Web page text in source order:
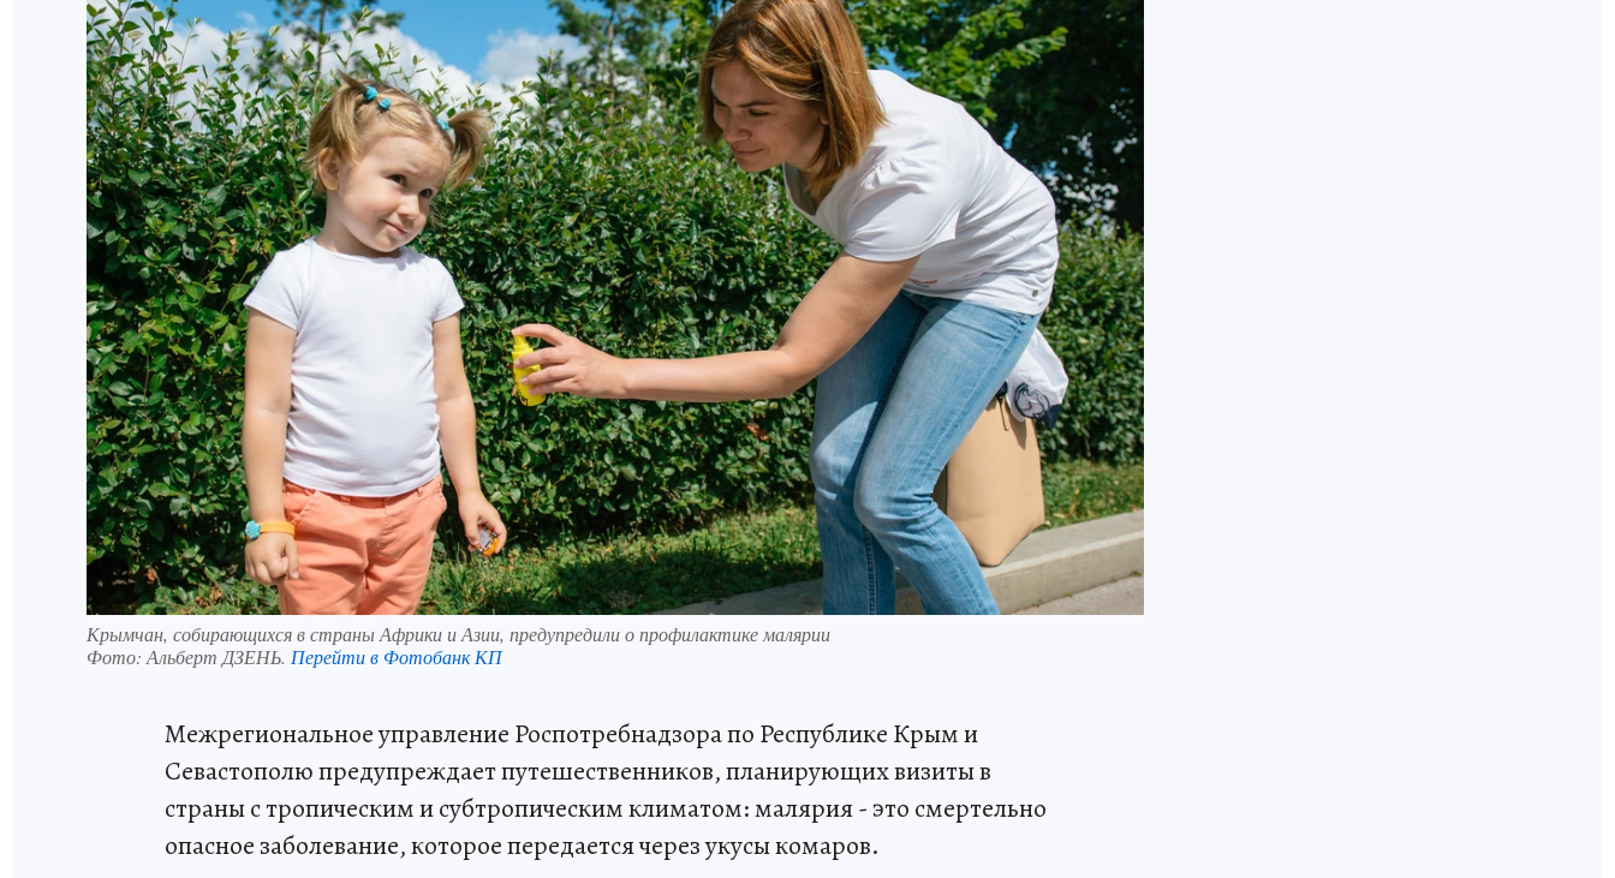
Крымчан, собирающихся в страны Африки и Азии, предупредили о профилактике малярии
Фото: Альберт ДЗЕНЬ. Перейти в Фотобанк КП
Межрегиональное управление Роспотребнадзора по Республике Крым и
Севастополю предупреждает путешественников, планирующих визиты в
страны с тропическим и субтропическим климатом: малярия - это смертельно
опасное заболевание, которое передается через укусы комаров.